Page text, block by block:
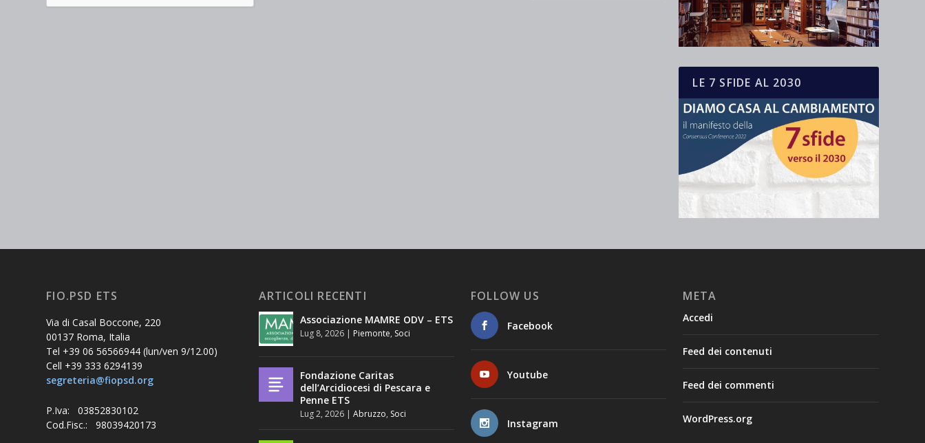
LE 7 SFIDE AL 2030
FIO.PSD ETS
Via di Casal Boccone, 220
00137 Roma, Italia
Tel +39 06 56566944 (lun/ven 9/12.00)
Cell +39 333 6294139
segreteria@fiopsd.org
P.Iva: 03852830102
Cod.Fisc.: 98039420173
ARTICOLI RECENTI
Associazione MAMRE ODV – ETS
Lug 8, 2026| Piemonte, Soci
Fondazione Caritas
dell’Arcidiocesi di Pescara e
Penne ETS
Lug 2, 2026| Abruzzo, Soci
FOLLOW US
Facebook
Youtube
Instagram
META
Accedi
Feed dei contenuti
Feed dei commenti
WordPress.org